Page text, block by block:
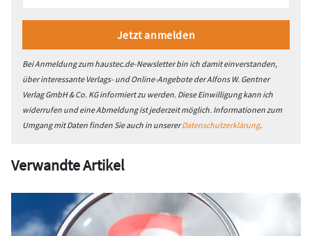
Bei Anmeldung zum haustec.de-Newsletter bin ich damit einverstanden,
über interessante Verlags- und Online-Angebote der Alfons W. Gentner
Verlag GmbH & Co. KG informiert zu werden. Diese Einwilligung kann ich
widerrufen und eine Abmeldung ist jederzeit möglich. Informationen zum
Umgang mit Daten finden Sie auch in unsererDatenschutzerklärung.
Verwandte Artikel